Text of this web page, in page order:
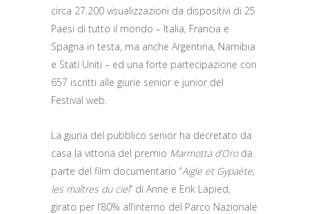
circa 27.200 visualizzazioni da dispositivi di 25
Paesi di tutto il mondo – Italia, Francia e
Spagna in testa, ma anche Argentina, Namibia
e Stati Uniti – ed una forte partecipazione con
657 iscritti alle giurie senior e junior del
Festival web.
La giuria del pubblico senior ha decretato da
casa la vittoria del premio Marmotta d’Oroda
parte del film documentario “Aigle et Gypaète,
les maîtres du ciel” di Anne e Erik Lapied,
girato per l’80% all’interno del Parco Nazionale